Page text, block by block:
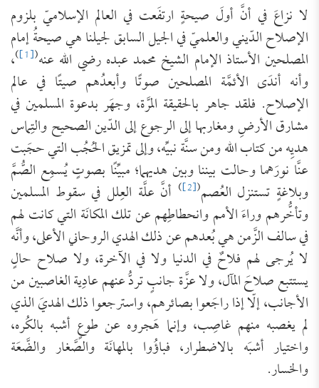
لا نزاعَ في أنَّ أولَ صيحةٍ ارتفَعت في العالم الإسلاميّ بلزوم
الإصلاح الدّيني والعلميّ في الجيل السابق لجيلنا هي صيحةُ إمام
المصلحين الأستاذ الإمام الشيخ محمد عبده رضي الله عنه(
[1]
)،
وأنه أندَى الأئمَّة المصلحين صوتًا وأبعدُهم صيتًا في عالم
الإصلاح. فلقد جاهر بالحقيقة المرَّة، وجهَر بدعوة المسلمين في
مشارق الأرضِ ومغاربها إلى الرجوع إلى الدّين الصحيح والتِماس
هديِه من كتاب الله ومن سنَّة نبيِّه، وإلى تمزيق الحُجُب التي حجَبت
عنَّا نورَهما وحالت بيننا وبين هديهما؛ مبيِّنًا بصوتٍ يُسمِع الصُّمَّ
وبلاغةٍ تستنزل العُصم(
[2]
) أنَّ علَّة العِلل في سقوط المسلمين
وتأخُّرهم وراءَ الأمم وانحطاطِهم عن تلك المكانَة التي كانت لهم
في سالف الزَّمن هي بُعدهم عن ذلك الهدي الروحاني الأعلى، وأنَّه
لا يُرجى لهم فلاحٌ في الدنيا ولا في الآخرة، ولا صلاح حالٍ
يستتبع صلاحَ المآل، ولا عزَّة جانبٍ تردُّ عنهم عادِية الغاصبين من
الأجانب، إلّا إذا راجَعوا بصائرهم، واسترجعوا ذلك الهديَ الذي
لم يغصبه منهم غاصِب، وإنما هَجروه عن طوعٍ أشبه بالكُره،
واختيار أشبَه بالاضطرار، فباؤُوا بالمهانَة والصَّغار والضَّعَة
والخسار.